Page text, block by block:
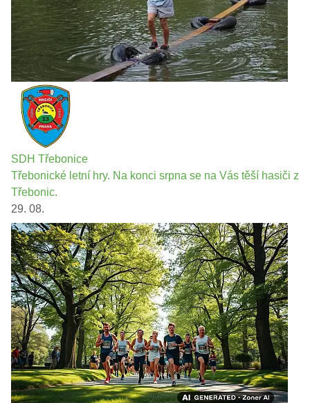
SDH Třebonice
Třebonické letní hry. Na konci srpna se na Vás těší hasiči z
Třebonic.
29. 08.